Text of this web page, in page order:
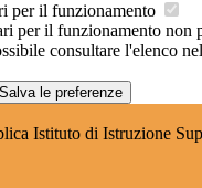
per il funzionamento
per il funzionamento non
consultare l'elenco
Salva le preferenze
Istituto di Istruzione